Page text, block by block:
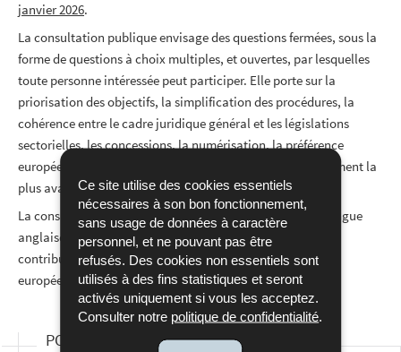
Ce site utilise des cookies essentiels
nécessaires à son bon fonctionnement,
sans usage de données à caractère
personnel, et ne pouvant pas être
refusés. Des cookies non essentiels sont
utilisés à des fins statistiques et seront
activés uniquement si vous les acceptez.
Consulter notre politique de confidentialité
janvier 2026.
La consultation publique envisage des questions fermées, sous la
forme de questions à choix multiples, et ouvertes, par lesquelles
toute personne intéressée peut participer. Elle porte sur la
priorisation des objectifs, la simplification des procédures, la
cohérence entre le cadre juridique général et les législations
sectorielles, les concessions, la numérisation, la préférence
européenne, le critère d’attribution de l’offre économiquement la
plus avantageuse et les marchés publics stratégiques.
La consultation publique est accessible uniquement en langue
anglaise. Toutefois, les participants peuvent rédiger leur
contribution dans toutes les langues officielles de l’Union
européenne via le lien suivant :consultation publique
POUR EN SAVOIR PLUS